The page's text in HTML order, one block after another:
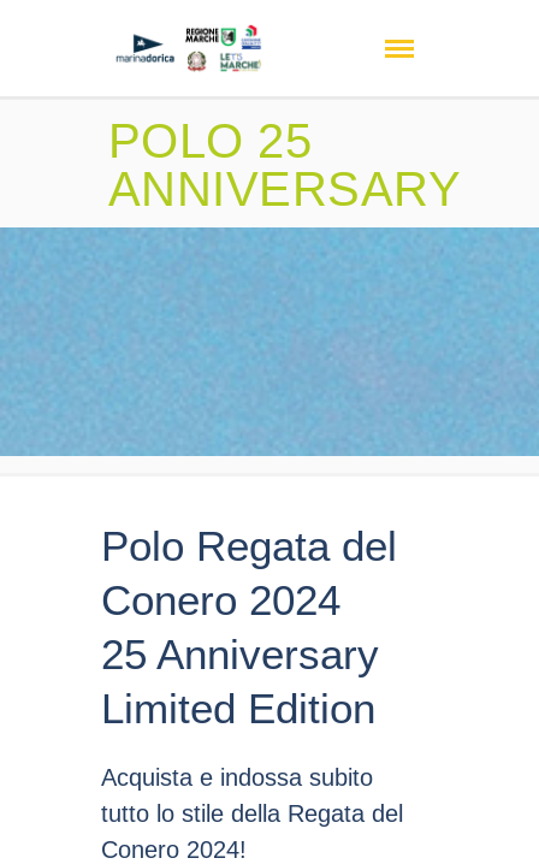
POLO 25
ANNIVERSARY
Polo Regata del
Conero 2024
25 Anniversary
Limited Edition
Acquista e indossa subito
tutto lo stile della Regata del
Conero 2024!